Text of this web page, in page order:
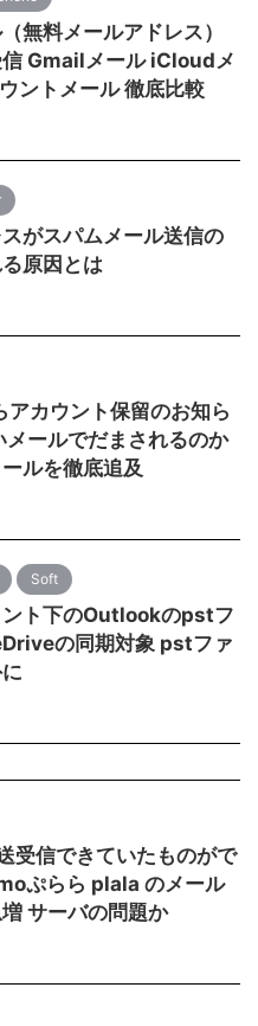
無料メールアドレス）
Gmailメール iCloudメ
ントメール 徹底比較
がスパムメール送信の
原因とは
カウント保留のお知ら
メールでだまされるのか
ルを徹底追及
Soft
ント下のOutlookのpstフ
の同期対象 pstファ
受信できていたものがで
ぷらら plala のメール
サーバの問題か